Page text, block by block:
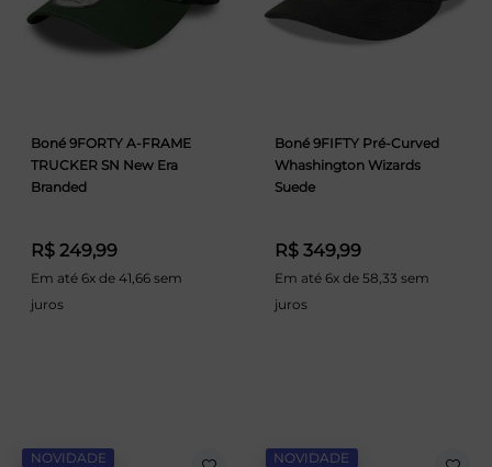
Boné 9FORTY A-FRAME
TRUCKER SN New Era
Branded
R$ 249,99
Em até 6x de 41,66 sem
juros
Boné 9FIFTY Pré-Curved
Whashington Wizards
Suede
R$ 349,99
Em até 6x de 58,33 sem
juros
NOVIDADE NOVIDADE